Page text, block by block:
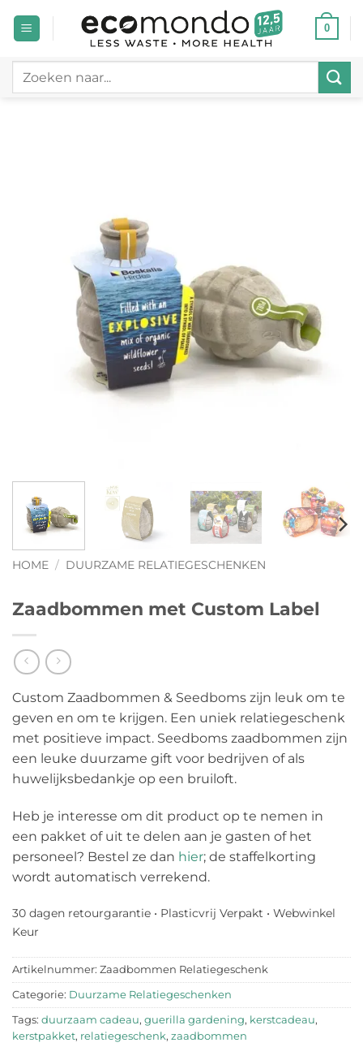
naar
0
Zoeken
HOME / DUURZAME RELATIEGESCHENKEN
Zaadbommen met Custom Label
Custom Zaadbommen & Seedboms zijn leuk om te
geven en om te krijgen. Een uniek relatiegeschenk
met positieve impact. Seedboms zaadbommen zijn
een leuke duurzame gift voor bedrijven of als
huwelijksbedankje op een bruiloft.
Heb je interesse om dit product op te nemen in
een pakket of uit te delen aan je gasten of het
personeel? Bestel ze dan hier; de staffelkorting
wordt automatisch verrekend.
30 dagen retourgarantie • Plasticvrij Verpakt • Webwinkel
Keur
Artikelnummer: Zaadbommen Relatiegeschenk
Categorie: Duurzame Relatiegeschenken
Tags: duurzaam cadeau, guerilla gardening, kerstcadeau,
kerstpakket, relatiegeschenk, zaadbommen